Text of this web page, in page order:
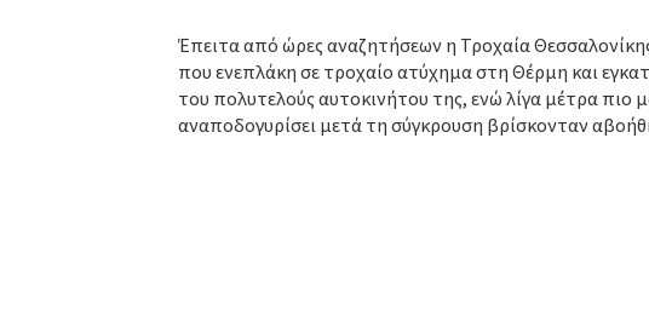
Έπειτα από ώρες αναζητήσεων η Τροχαία
που ενεπλάκη σε τροχαίο ατύχημα στη Θέρμη και
του πολυτελούς αυτοκινήτου της, ενώ λίγα μέτρα πιο
αναποδογυρίσει μετά τη σύγκρουση βρίσκονταν